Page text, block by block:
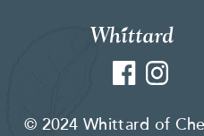
FacebookInstagram
© 2024 Whittard of